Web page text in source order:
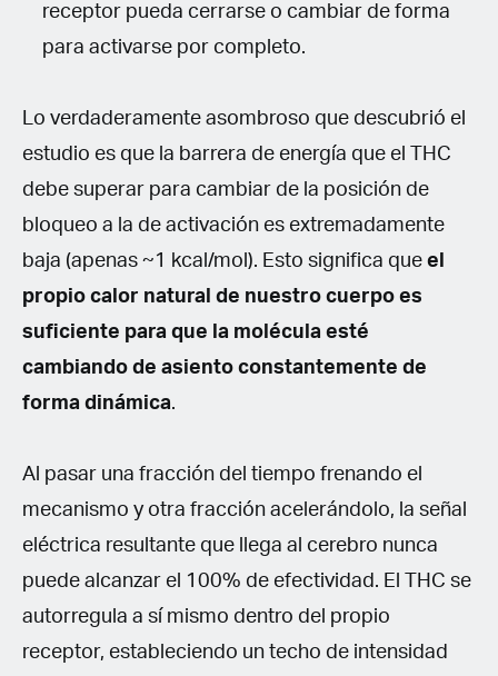
receptor pueda cerrarse o cambiar de forma
para activarse por completo.
Lo verdaderamente asombroso que descubrió el
estudio es que la barrera de energía que el THC
debe superar para cambiar de la posición de
bloqueo a la de activación es extremadamente
baja (apenas ~1 kcal/mol). Esto significa que el
propio calor natural de nuestro cuerpo es
suficiente para que la molécula esté
cambiando de asiento constantemente de
forma dinámica.
Al pasar una fracción del tiempo frenando el
mecanismo y otra fracción acelerándolo, la señal
eléctrica resultante que llega al cerebro nunca
puede alcanzar el 100% de efectividad. El THC se
autorregula a sí mismo dentro del propio
receptor, estableciendo un techo de intensidad